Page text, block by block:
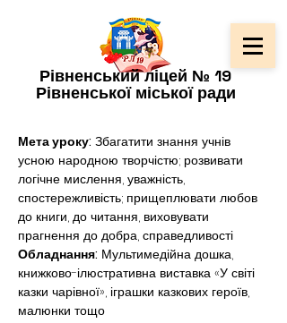
Рівненський ліцей № 19
Рівненської міської ради
Мета уроку: Збагатити знання учнів
усною народною творчістю; розвивати
логічне мислення, уважність,
спостережливість; прищеплювати любов
до книги, до читання, виховувати
прагнення до добра, справедливості
Обладнання: Мультимедійна дошка,
книжково-ілюстративна виставка «У світі
казки чарівної», іграшки казкових героїв,
малюнки тощо